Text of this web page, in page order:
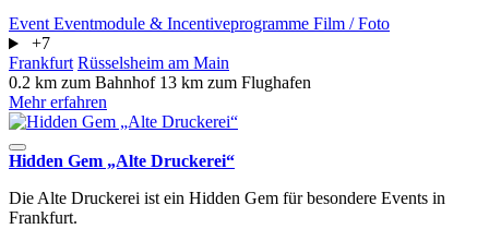
Event Eventmodule & Incentiveprogramme Film / Foto
+7
Frankfurt Rüsselsheim am Main
0.2 km zum Bahnhof 13 km zum Flughafen
Mehr erfahren
Hidden Gem „Alte Druckerei“
Die Alte Druckerei ist ein Hidden Gem für besondere Events in
Frankfurt.